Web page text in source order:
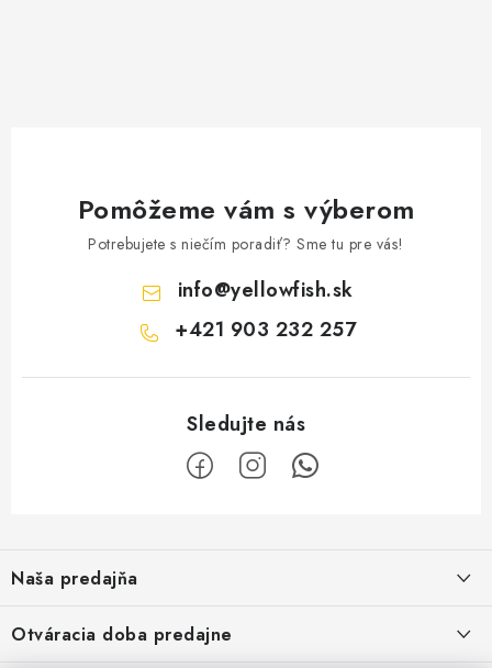
Pomôžeme vám s výberom
Potrebujete s niečím poradiť? Sme tu pre vás!
info@yellowfish.sk
+421 903 232 257
p
ä
Naša predajňa
Námestie Slobody 1164/1,
946 32 Marcelová
Otváracia doba predajne